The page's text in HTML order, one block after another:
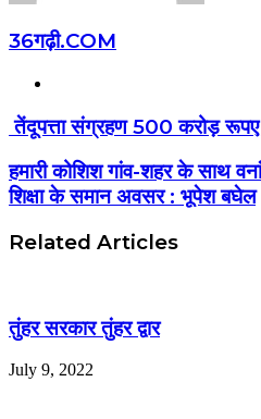
36गढ़ी.COM
तेंदूपत्ता संग्रहण 500 करोड़ रूपए
हमारी कोशिश गांव-शहर के साथ
शिक्षा के समान अवसर : भूपेश बघेल
Related Articles
तुंहर सरकार तुंहर द्वार
July 9, 2022